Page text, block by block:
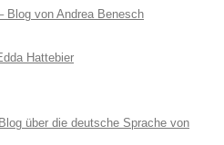
Blog von Andrea Benesch
Hattebier
über die deutsche Sprache von